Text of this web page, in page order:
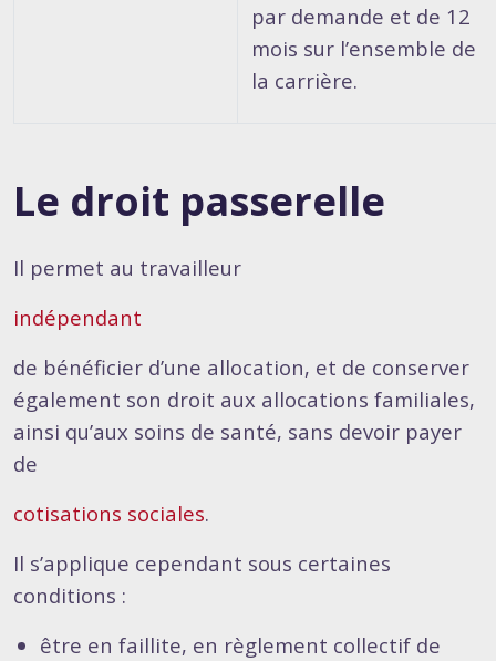
par demande et de 12
mois sur l’ensemble de
la carrière.
Le droit passerelle
Il permet au travailleur
indépendant
de bénéficier d’une allocation, et de conserver
également son droit aux allocations familiales,
ainsi qu’aux soins de santé, sans devoir payer
de
cotisations sociales.
Il s’applique cependant sous certaines
conditions :
être en faillite, en règlement collectif de